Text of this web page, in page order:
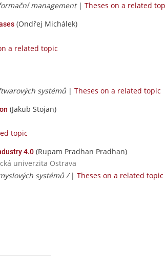
management| Theses on a related
(Ondřej Michálek)
a related topic
systémů | Theses on a related topic
(Jakub Stojan)
topic
4.0 (Rupam Pradhan Pradhan)
univerzita Ostrava
systémů / | Theses on a related topic